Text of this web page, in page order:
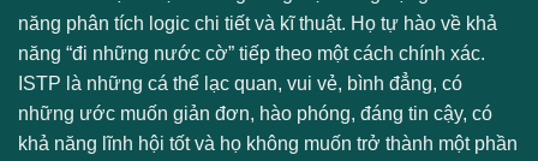
năng phân tích logic chi tiết và kĩ thuật. Họ tự hào về khả
năng “đi những nước cờ” tiếp theo một cách chính xác.
ISTP là những cá thể lạc quan, vui vẻ, bình đẳng, có
những ước muốn giản đơn, hào phóng, đáng tin cậy, có
khả năng lĩnh hội tốt và họ không muốn trở thành một phần